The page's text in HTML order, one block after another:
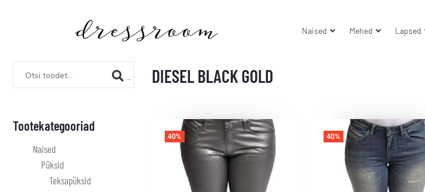
Naised Mehed Lapsed
Tootekategooriad
Naised
Püksid
Teksapüksid
DIESEL BLACK GOLD
40% 40%